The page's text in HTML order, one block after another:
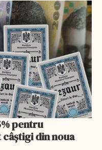
pentru
din noua